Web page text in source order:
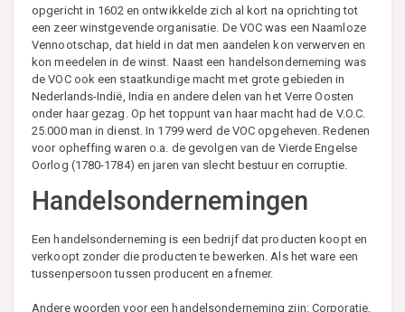
opgericht in 1602 en ontwikkelde zich al kort na oprichting tot
een zeer winstgevende organisatie. De VOC was een Naamloze
Vennootschap, dat hield in dat men aandelen kon verwerven en
kon meedelen in de winst. Naast een handelsonderneming was
de VOC ook een staatkundige macht met grote gebieden in
Nederlands-Indië, India en andere delen van het Verre Oosten
onder haar gezag. Op het toppunt van haar macht had de V.O.C.
25.000 man in dienst. In 1799 werd de VOC opgeheven. Redenen
voor opheffing waren o.a. de gevolgen van de Vierde Engelse
Oorlog (1780-1784) en jaren van slecht bestuur en corruptie.
Handelsondernemingen
Een handelsonderneming is een bedrijf dat producten koopt en
verkoopt zonder die producten te bewerken. Als het ware een
tussenpersoon tussen producent en afnemer.
Andere woorden voor een handelsonderneming zijn: Corporatie,